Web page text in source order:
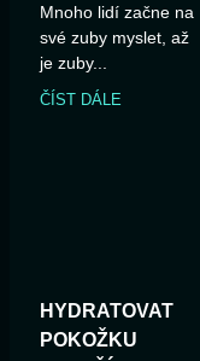
Mnoho lidí začne na
své zuby myslet, až
je zuby...
ČÍST DÁLE
HYDRATOVAT
POKOŽKU